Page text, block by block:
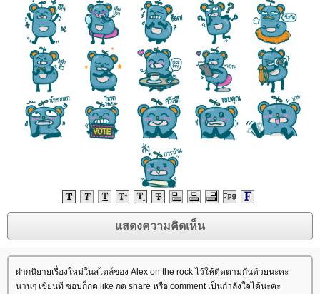
ฝากนิยายเรื่องใหม่ในสไตล์ของ Alex on the rock ไว้ให้ติดตามกันด้วยนะคะ
นานๆ เขียนที ชอบก็กด like กด share หรือ comment เป็นกำลังใจได้นะคะ